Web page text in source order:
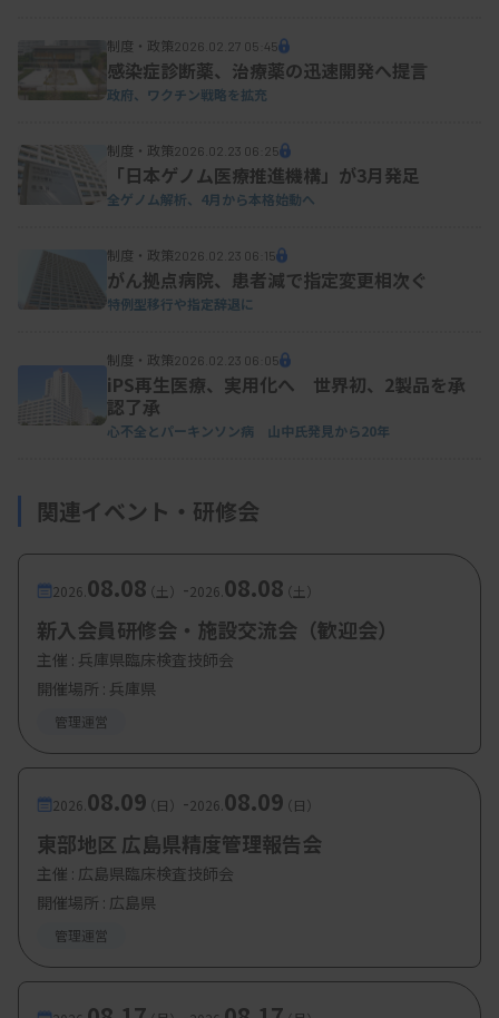
制度・政策2026.02.27 05:45
感染症診断薬、治療薬の迅速開発へ提言
政府、ワクチン戦略を拡充
制度・政策2026.02.23 06:25
「日本ゲノム医療推進機構」が3月発足
全ゲノム解析、4月から本格始動へ
制度・政策2026.02.23 06:15
がん拠点病院、患者減で指定変更相次ぐ
特例型移行や指定辞退に
制度・政策2026.02.23 06:05
iPS再生医療、実用化へ 世界初、2製品を承
認了承
心不全とパーキンソン病 山中氏発見から20年
関連イベント・研修会
2026. 08.08（土） -2026. 08.08（土）
新入会員研修会・施設交流会（歓迎会）
主催 : 兵庫県臨床検査技師会
開催場所 : 兵庫県
管理運営
2026. 08.09（日） -2026. 08.09（日）
東部地区 広島県精度管理報告会
主催 : 広島県臨床検査技師会
開催場所 : 広島県
管理運営